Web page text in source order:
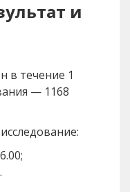
и
в течение 1
— 1168